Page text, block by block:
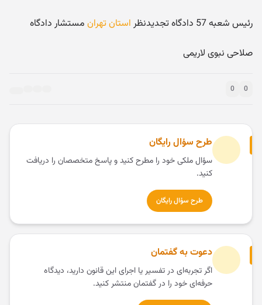
رئیس شعبه 57 دادگاه تجدیدنظر استان تهران مستشار دادگاه
صلاحی نبوی لاریمی
0
0
طرح سؤال رایگان
سؤال ملکی خود را مطرح کنید و پاسخ متخصصان را دریافت
کنید.
طرح سؤال رایگان
دعوت به گفتمان
اگر تجربه‌ای در تفسیر یا اجرای این قانون دارید، دیدگاه
حرفه‌ای خود را در گفتمان منتشر کنید.